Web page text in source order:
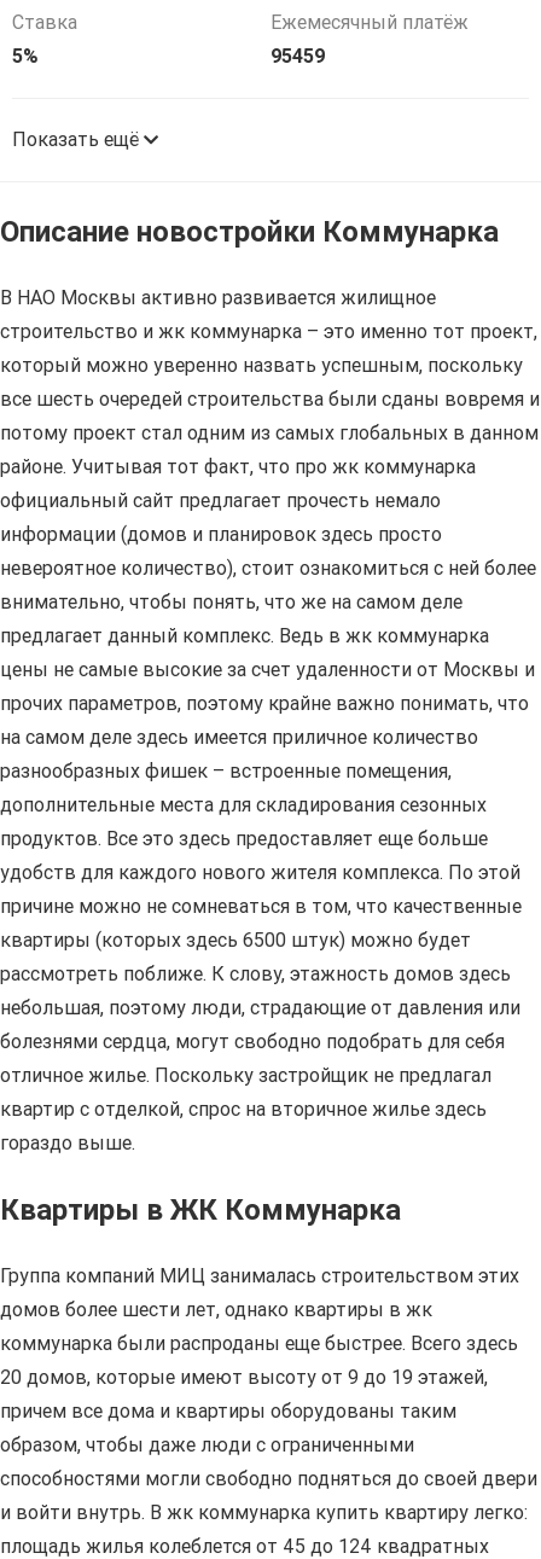
Ставка
5%
Ежемесячный платёж
95459
Показать ещё
Описание новостройки Коммунарка
В НАО Москвы активно развивается жилищное
строительство и жк коммунарка – это именно тот проект,
который можно уверенно назвать успешным, поскольку
все шесть очередей строительства были сданы вовремя и
потому проект стал одним из самых глобальных в данном
районе. Учитывая тот факт, что про жк коммунарка
официальный сайт предлагает прочесть немало
информации (домов и планировок здесь просто
невероятное количество), стоит ознакомиться с ней более
внимательно, чтобы понять, что же на самом деле
предлагает данный комплекс. Ведь в жк коммунарка
цены не самые высокие за счет удаленности от Москвы и
прочих параметров, поэтому крайне важно понимать, что
на самом деле здесь имеется приличное количество
разнообразных фишек – встроенные помещения,
дополнительные места для складирования сезонных
продуктов. Все это здесь предоставляет еще больше
удобств для каждого нового жителя комплекса. По этой
причине можно не сомневаться в том, что качественные
квартиры (которых здесь 6500 штук) можно будет
рассмотреть поближе. К слову, этажность домов здесь
небольшая, поэтому люди, страдающие от давления или
болезнями сердца, могут свободно подобрать для себя
отличное жилье. Поскольку застройщик не предлагал
квартир с отделкой, спрос на вторичное жилье здесь
гораздо выше.
Квартиры в ЖК Коммунарка
Группа компаний МИЦ занималась строительством этих
домов более шести лет, однако квартиры в жк
коммунарка были распроданы еще быстрее. Всего здесь
20 домов, которые имеют высоту от 9 до 19 этажей,
причем все дома и квартиры оборудованы таким
образом, чтобы даже люди с ограниченными
способностями могли свободно подняться до своей двери
и войти внутрь. В жк коммунарка купить квартиру легко:
площадь жилья колеблется от 45 до 124 квадратных